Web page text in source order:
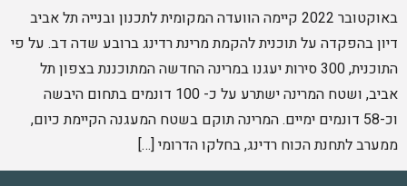
באוקטובר 2022 קיימה הוועדה המקומית לתכנון ובנייה תל אביב
דיון בהפקדה על תוכנית להקמת מרינת רדינג ברובע שדה דב. על פי
התוכנית, 300 סירות יעגנו במרינה החדשה המתוכננת בצפון תל
אביב, ושטח המרינה ישתרע על כ- 100 דונמים בתחום היבשה
וכ-58 דונמים ימיים. המרינה תוקם בשטח המעגנה הקיימת כיום,
ממערב לתחנת הכוח רדינג, בחלקו הדרומי […]